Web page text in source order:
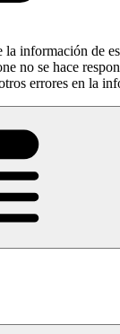
información de
no se hace
errores en la